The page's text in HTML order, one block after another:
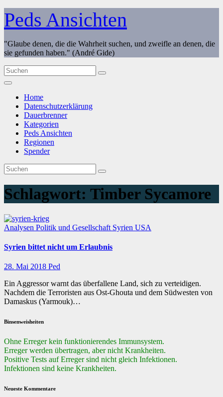
Zum
Inhalt
springen
Peds Ansichten
"Glaube denen, die die Wahrheit suchen, und zweifle an denen, die
sie gefunden haben." (André Gide)
Home
Datenschutzerklärung
Dauerbrenner
Kategorien
Peds Ansichten
Regionen
Spender
Schlagwort: Timber Sycamore
Analysen Politik und Gesellschaft Syrien USA
Syrien bittet nicht um Erlaubnis
28. Mai 2018 Ped
Ein Aggressor warnt das überfallene Land, sich zu verteidigen.
Nachdem die Terroristen aus Ost-Ghouta und dem Südwesten von
Damaskus (Yarmouk)…
Binsenweisheiten
Ohne Erreger kein funktionierendes Immunsystem.
Erreger werden übertragen, aber nicht Krankheiten.
Positive Tests auf Erreger sind nicht gleich Infektionen.
Infektionen sind keine Krankheiten.
Neueste Kommentare